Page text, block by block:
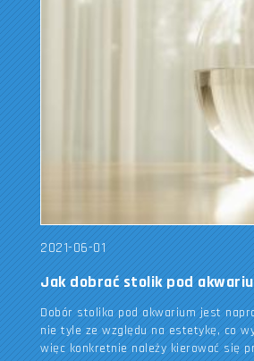
2021-06-01
Jak dobrać stolik pod
Dobór stolika pod akwarium jest
nie tyle ze względu na estetykę, co
więc konkretnie należy kierować się